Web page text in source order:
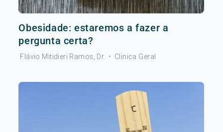
Obesidade: estaremos a fazer a
pergunta certa?
Flávio Mitidieri Ramos, Dr. • Clinica Geral